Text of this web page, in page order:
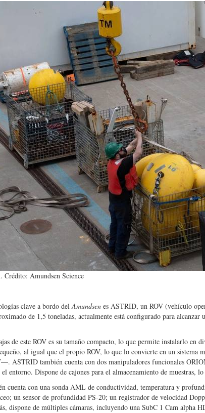
Crédito: Amundsen Science
clave a bordo delAmundsen es ASTRID, un ROV (vehículo
de 1,5 toneladas, actualmente está configurado para
de este ROV es su tamaño compacto, lo que permite instalarlo en
al igual que el propio ROV, lo que lo convierte en un
ASTRID también cuenta con dos manipuladores funcionales
entorno. Dispone de cajones para el almacenamiento de muestras,
cuenta con una sonda AML de conductividad, temperatura y
un sensor de profundidad PS-20; un registrador de velocidad
dispone de múltiples cámaras, incluyendo una SubC 1 Cam alpha